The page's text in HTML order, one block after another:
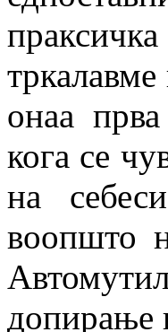
онаа
кога се
на
воопшто
допирање